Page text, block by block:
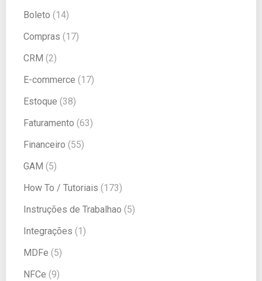
Boleto (14)
Compras (17)
CRM (2)
E-commerce (17)
Estoque (38)
Faturamento (63)
Financeiro (55)
GAM (5)
How To / Tutoriais (173)
Instruções de Trabalhao (5)
Integrações (1)
MDFe (5)
NFCe (9)